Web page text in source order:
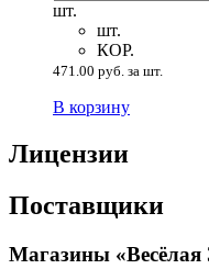
шт.
шт.
КОР.
471.00 руб. за шт.
В корзину
Лицензии
Поставщики
Магазины «Весёлая